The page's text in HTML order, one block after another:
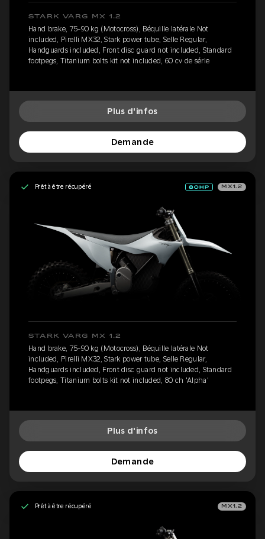
STARK VARG MX 1.2
Hand brake, 75-90 kg (Motocross), Béquille latérale Not
included, Pirelli MX32, Stark power tube, Selle Regular,
Handguards included, Front disc guard not included, Standard
footpegs, Titanium bolts kit not included, 60 cv de série
Plus d'infos
Demande
Prêt à être récupéré MX1.2
STARK VARG MX 1.2
Hand brake, 75-90 kg (Motocross), Béquille latérale Not
included, Pirelli MX32, Stark power tube, Selle Regular,
Handguards included, Front disc guard not included, Standard
footpegs, Titanium bolts kit not included, 80 ch 'Alpha'
Plus d'infos
Demande
Prêt à être récupéré MX1.2